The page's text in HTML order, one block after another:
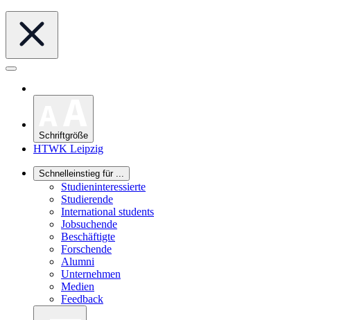
Schriftgröße
HTWK Leipzig
Schnelleinstieg für ...
Studieninteressierte
Studierende
International students
Jobsuchende
Beschäftigte
Forschende
Alumni
Unternehmen
Medien
Feedback